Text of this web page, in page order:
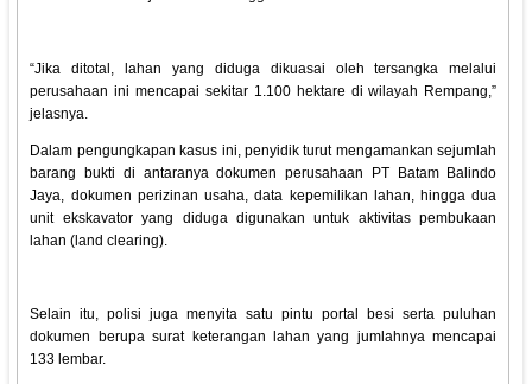
“Jika ditotal, lahan yang diduga dikuasai oleh tersangka melalui
perusahaan ini mencapai sekitar 1.100 hektare di wilayah Rempang,”
jelasnya.
Dalam pengungkapan kasus ini, penyidik turut mengamankan sejumlah
barang bukti di antaranya dokumen perusahaan PT Batam Balindo
Jaya, dokumen perizinan usaha, data kepemilikan lahan, hingga dua
unit ekskavator yang diduga digunakan untuk aktivitas pembukaan
lahan (land clearing).
Selain itu, polisi juga menyita satu pintu portal besi serta puluhan
dokumen berupa surat keterangan lahan yang jumlahnya mencapai
133 lembar.